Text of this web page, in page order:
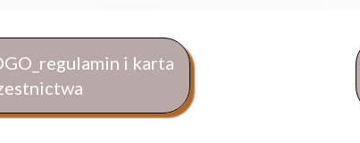
i karta